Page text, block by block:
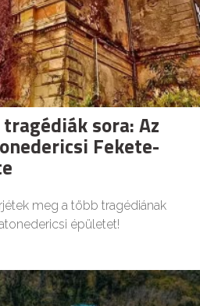
sora: Az
Fekete-
meg a több tragédiának
épületet!